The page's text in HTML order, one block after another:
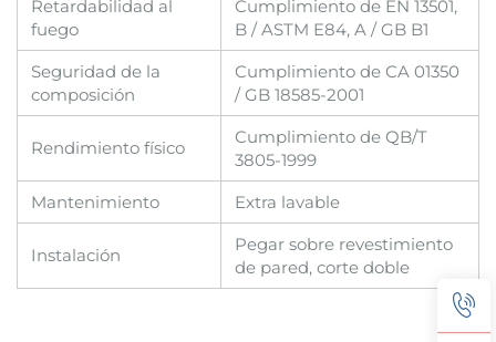
Retardabilidad al
fuego
Cumplimiento de EN 13501,
B / ASTM E84, A / GB B1
Seguridad de la
composición
Cumplimiento de CA 01350
/ GB 18585-2001
Rendimiento físico
Cumplimiento de QB/T
3805-1999
Mantenimiento
Extra lavable
Instalación
Pegar sobre revestimiento
de pared, corte doble